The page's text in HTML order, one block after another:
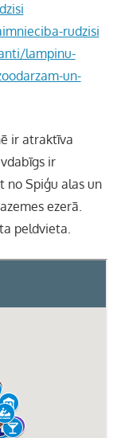
rudzisi
lampinu-
un-
ir atraktīva
ir
no Spiģu alas un
ezerā.
peldvieta.